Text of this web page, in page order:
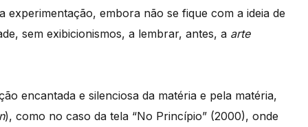
embora não se fique com a ideia de
sem exibicionismos, a lembrar, antes, a arte
encantada e silenciosa da matéria e pela matéria,
), como no caso da tela “No Princípio” (2000), onde